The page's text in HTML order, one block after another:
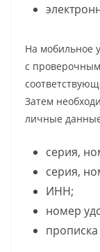
На мобильное
с
Затем
личные
серия,
серия,
ИНН;
номер
прописка